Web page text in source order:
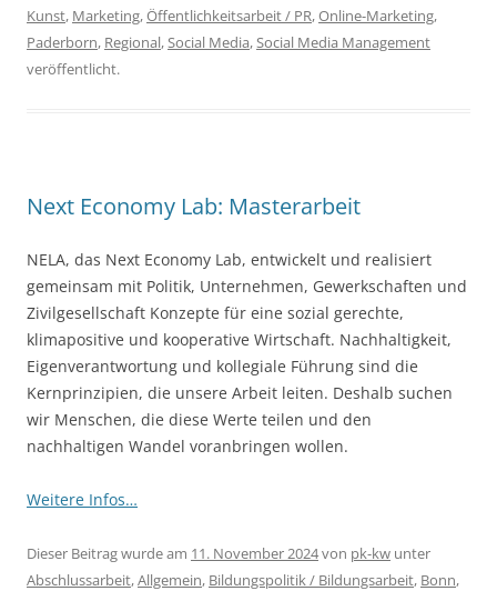
Kunst, Marketing,Öffentlichkeitsarbeit / PR,Online-Marketing,
Paderborn, Regional,Social Media,Social Media Management
veröffentlicht.
Next Economy Lab: Masterarbeit
NELA, das Next Economy Lab, entwickelt und realisiert
gemeinsam mit Politik, Unternehmen, Gewerkschaften und
Zivilgesellschaft Konzepte für eine sozial gerechte,
klimapositive und kooperative Wirtschaft. Nachhaltigkeit,
Eigenverantwortung und kollegiale Führung sind die
Kernprinzipien, die unsere Arbeit leiten. Deshalb suchen
wir Menschen, die diese Werte teilen und den
nachhaltigen Wandel voranbringen wollen.
Weitere Infos…
Dieser Beitrag wurde am 11. November 2024von pk-kw unter
Abschlussarbeit,Allgemein, Bildungspolitik / Bildungsarbeit, Bonn,